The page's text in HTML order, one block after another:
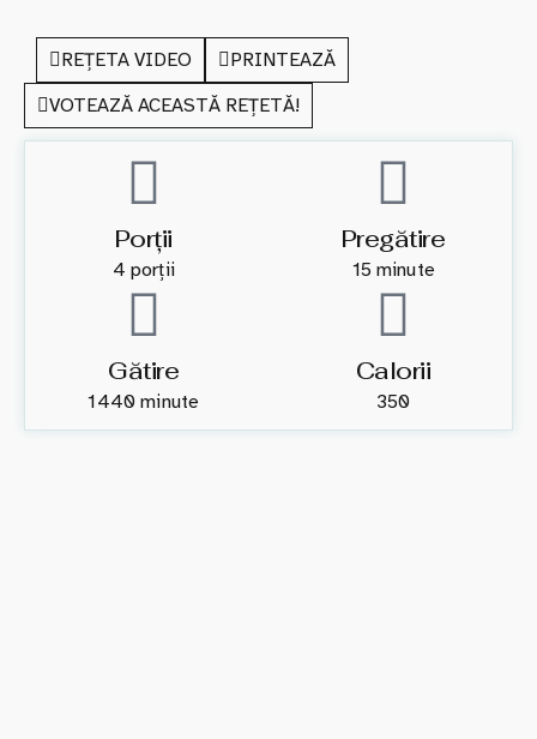
REȚETA VIDEO
PRINTEAZĂ
VOTEAZĂ ACEASTĂ REȚETĂ!
Porții
4 porții
Pregătire
15 minute
Gătire
1440 minute
Calorii
350